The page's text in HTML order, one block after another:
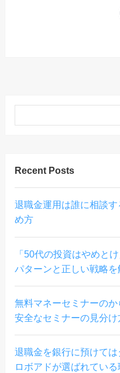
Recent Posts
退職金運用は誰に相談
め方
「50代の投資はやめと
パターンと正しい戦略を
無料マネーセミナーの
安全なセミナーの見分け
退職金を銀行に預けて
ロボアドが選ばれている